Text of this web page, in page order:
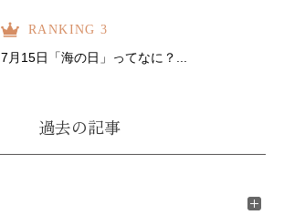
RANKING 3
7月15日「海の日」ってなに？...
過去の記事